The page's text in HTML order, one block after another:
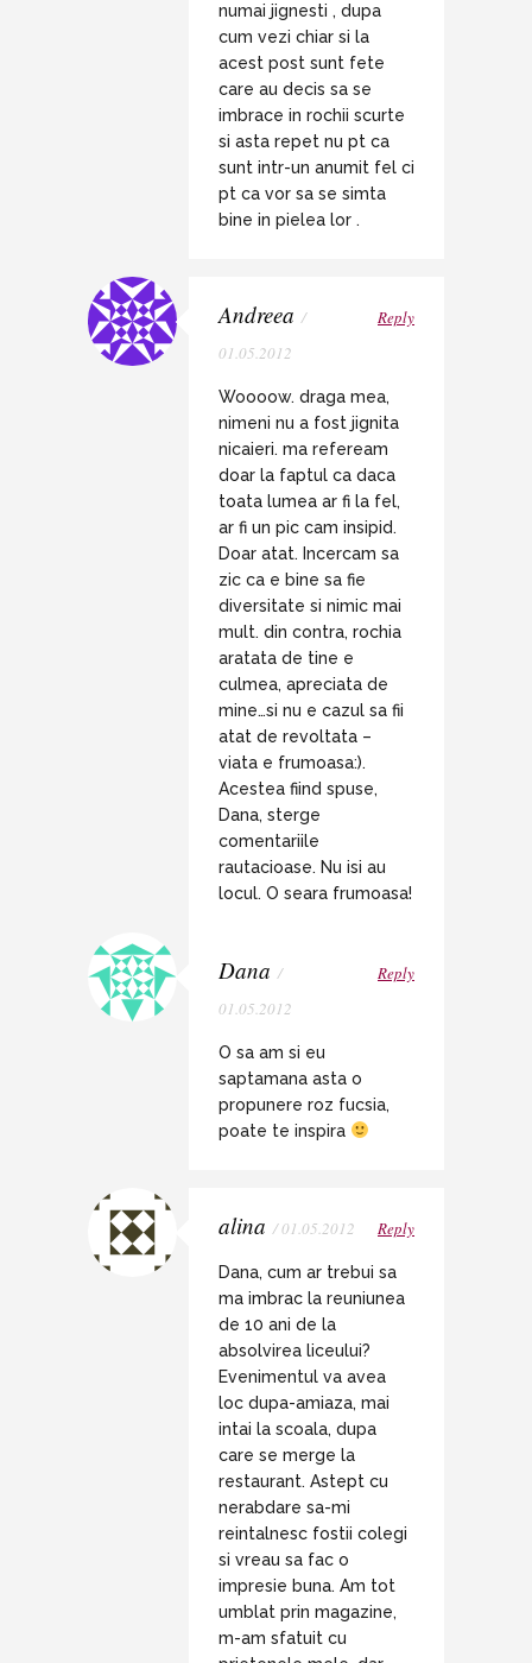
numai jignesti , dupa
cum vezi chiar si la
acest post sunt fete
care au decis sa se
imbrace in rochii scurte
si asta repet nu pt ca
sunt intr-un anumit fel ci
pt ca vor sa se simta
bine in pielea lor .
Andreea /
01.05.2012
Reply
Woooow. draga mea,
nimeni nu a fost jignita
nicaieri. ma refeream
doar la faptul ca daca
toata lumea ar fi la fel,
ar fi un pic cam insipid.
Doar atat. Incercam sa
zic ca e bine sa fie
diversitate si nimic mai
mult. din contra, rochia
aratata de tine e
culmea, apreciata de
mine…si nu e cazul sa fii
atat de revoltata –
viata e frumoasa:).
Acestea fiind spuse,
Dana, sterge
comentariile
rautacioase. Nu isi au
locul. O seara frumoasa!
Dana /
01.05.2012
Reply
O sa am si eu
saptamana asta o
propunere roz fucsia,
poate te inspira
alina / 01.05.2012 Reply
Dana, cum ar trebui sa
ma imbrac la reuniunea
de 10 ani de la
absolvirea liceului?
Evenimentul va avea
loc dupa-amiaza, mai
intai la scoala, dupa
care se merge la
restaurant. Astept cu
nerabdare sa-mi
reintalnesc fostii colegi
si vreau sa fac o
impresie buna. Am tot
umblat prin magazine,
m-am sfatuit cu